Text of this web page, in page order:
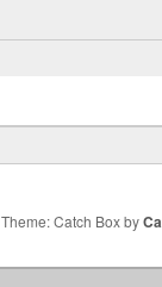
Theme: Catch Box by